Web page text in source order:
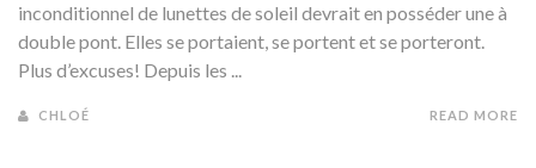
inconditionnel de lunettes de soleil devrait en posséder une à
double pont. Elles se portaient, se portent et se porteront.
Plus d’excuses! Depuis les ...
CHLOÉ READ MORE